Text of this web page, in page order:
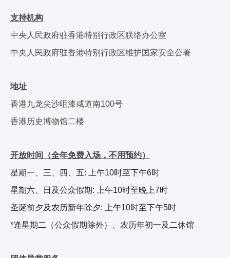
支持机构
中央人民政府驻香港特别行政区联络办公室
中央人民政府驻香港特别行政区维护国家安全公署
地址
香港九龙尖沙咀漆咸道南100号
香港历史博物馆二楼
开放时间（全年免费入场，不用预约）
星期一、三、四、五: 上午10时至下午6时
星期六、日及公众假期: 上午10时至晚上7时
圣诞前夕及农历新年除夕: 上午10时至下午5时
*逢星期二（公众假期除外）、农历年初一及二休馆